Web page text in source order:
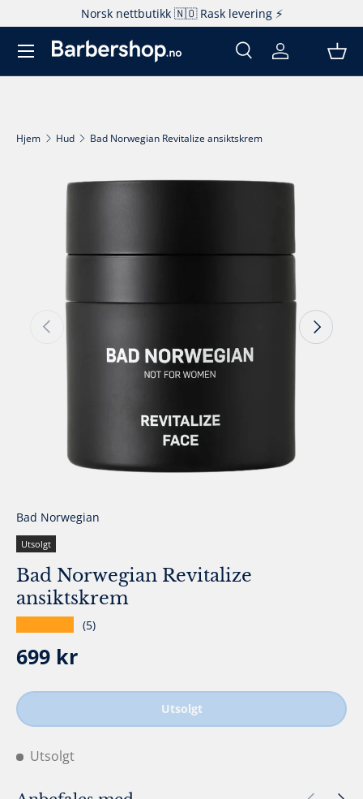
Hopp til innhold
Norsk nettbutikk 🇳🇴 Rask levering ⚡️
Søk
Produkttype
Søk Logg inn
Hjem Hud Bad Norwegian Revitalize ansiktskrem
Fortsett til produktinfo
Forrige Neste
Bad Norwegian
Utsolgt
Bad Norwegian Revitalize
ansiktskrem
(5)
Ordinær pris
699 kr
Utsolgt
Utsolgt
ForrigeNeste